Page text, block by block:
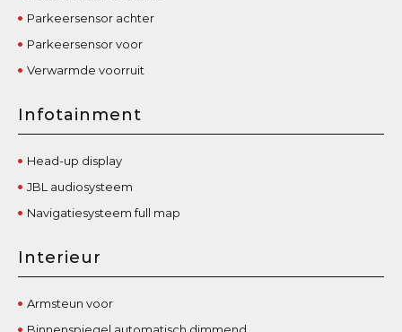
Parkeersensor achter
Parkeersensor voor
Verwarmde voorruit
Infotainment
Head-up display
JBL audiosysteem
Navigatiesysteem full map
Interieur
Armsteun voor
Binnenspiegel automatisch dimmend